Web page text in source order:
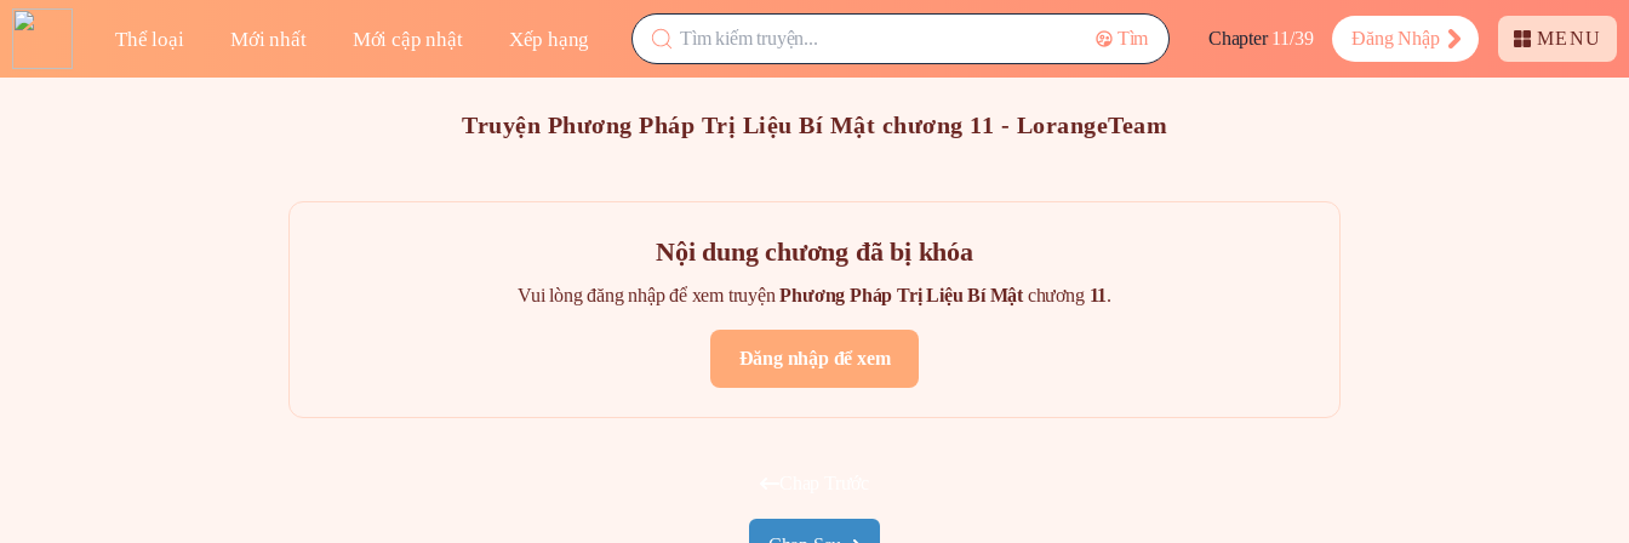
Thể loại Mới nhất Mới cập nhật Xếp hạng Tìm Chapter 11/39 Đăng Nhập MENU
Truyện Phương Pháp Trị Liệu Bí Mật chương 11 - LorangeTeam
Nội dung chương đã bị khóa
Vui lòng đăng nhập để xem truyệnPhương Pháp Trị Liệu Bí Mật chương 11.
Đăng nhập để xem